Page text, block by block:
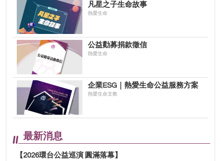
凡星之子生命故事
熱愛生命
公益勸募捐款徵信
熱愛生命
企業ESG｜熱愛生命公益服務方案
熱愛生命文教
最新消息
【2026環台公益巡演 圓滿落幕】